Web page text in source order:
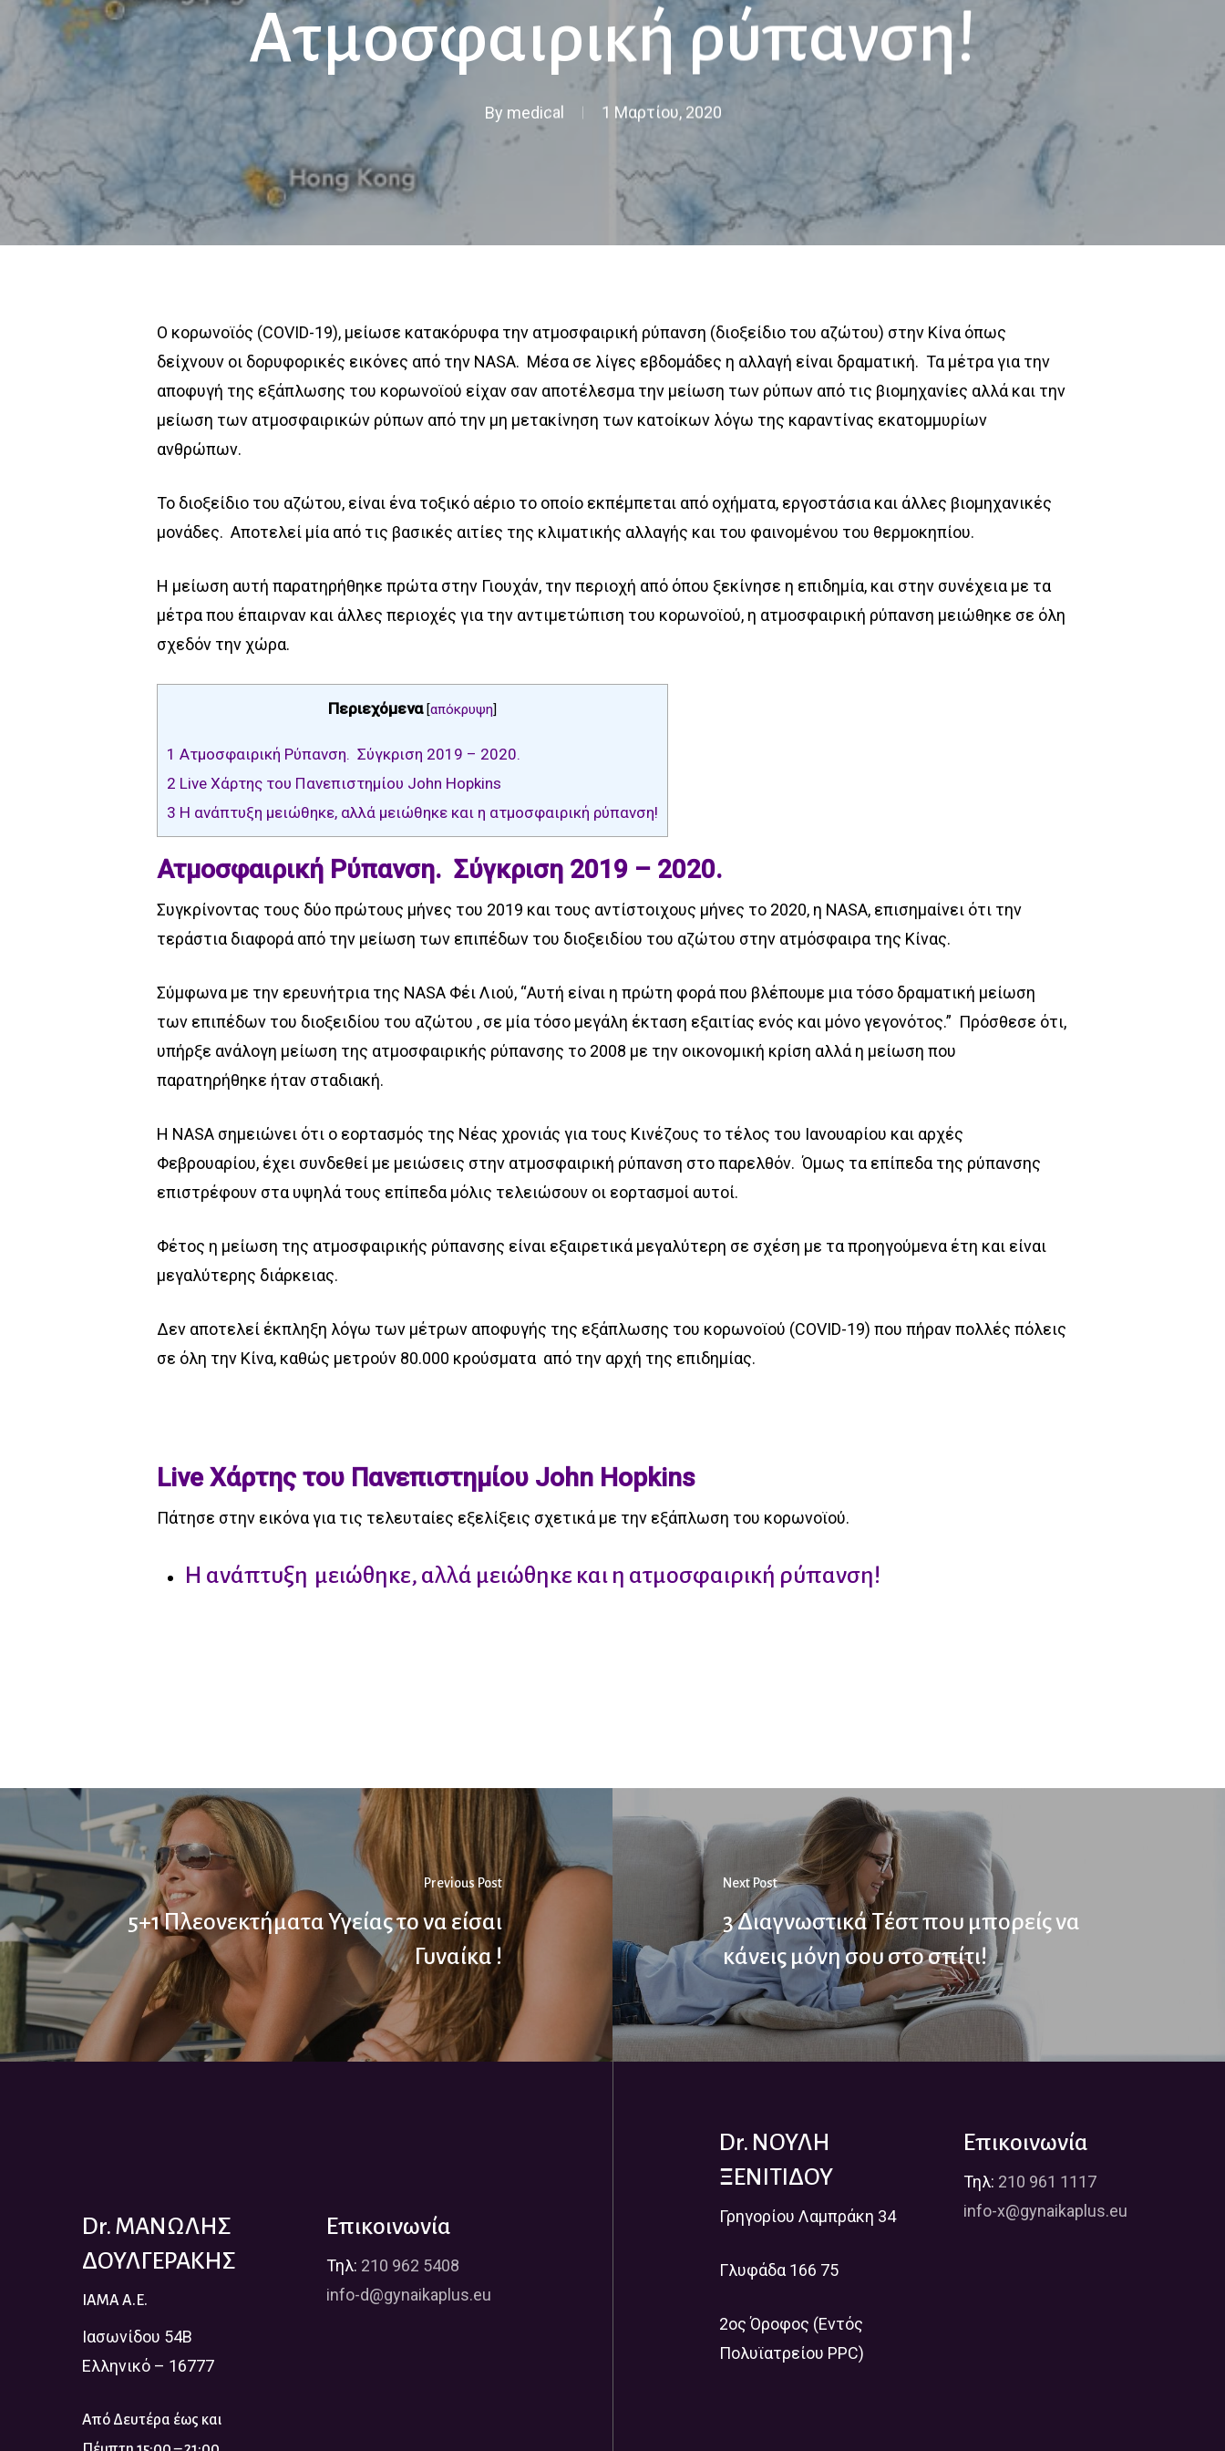
Ατμοσφαιρική ρύπανση!
By medical 1 Μαρτίου, 2020
Ο κορωνοϊός (COVID-19), μείωσε κατακόρυφα την ατμοσφαιρική ρύπανση (διοξείδιο του αζώτου) στην Κίνα όπως
δείχνουν οι δορυφορικές εικόνες από την NASA. Μέσα σε λίγες εβδομάδες η αλλαγή είναι δραματική. Τα μέτρα για την
αποφυγή της εξάπλωσης του κορωνοϊού είχαν σαν αποτέλεσμα την μείωση των ρύπων από τις βιομηχανίες αλλά και την
μείωση των ατμοσφαιρικών ρύπων από την μη μετακίνηση των κατοίκων λόγω της καραντίνας εκατομμυρίων
ανθρώπων.
Το διοξείδιο του αζώτου, είναι ένα τοξικό αέριο το οποίο εκπέμπεται από οχήματα, εργοστάσια και άλλες βιομηχανικές
μονάδες. Αποτελεί μία από τις βασικές αιτίες της κλιματικής αλλαγής και του φαινομένου του θερμοκηπίου.
Η μείωση αυτή παρατηρήθηκε πρώτα στην Γιουχάν, την περιοχή από όπου ξεκίνησε η επιδημία, και στην συνέχεια με τα
μέτρα που έπαιρναν και άλλες περιοχές για την αντιμετώπιση του κορωνοϊού, η ατμοσφαιρική ρύπανση μειώθηκε σε όλη
σχεδόν την χώρα.
Περιεχόμενα [απόκρυψη]
1 Ατμοσφαιρική Ρύπανση. Σύγκριση 2019 – 2020.
2 Live Χάρτης του Πανεπιστημίου John Hopkins
3 Η ανάπτυξη μειώθηκε, αλλά μειώθηκε και η ατμοσφαιρική ρύπανση!
Ατμοσφαιρική Ρύπανση. Σύγκριση 2019 – 2020.
Συγκρίνοντας τους δύο πρώτους μήνες του 2019 και τους αντίστοιχους μήνες το 2020, η NASA, επισημαίνει ότι την
τεράστια διαφορά από την μείωση των επιπέδων του διοξειδίου του αζώτου στην ατμόσφαιρα της Κίνας.
Σύμφωνα με την ερευνήτρια της NASA Φέι Λιού, “Αυτή είναι η πρώτη φορά που βλέπουμε μια τόσο δραματική μείωση
των επιπέδων του διοξειδίου του αζώτου , σε μία τόσο μεγάλη έκταση εξαιτίας ενός και μόνο γεγονότος.” Πρόσθεσε ότι,
υπήρξε ανάλογη μείωση της ατμοσφαιρικής ρύπανσης το 2008 με την οικονομική κρίση αλλά η μείωση που
παρατηρήθηκε ήταν σταδιακή.
Η NASA σημειώνει ότι ο εορτασμός της Νέας χρονιάς για τους Κινέζους το τέλος του Ιανουαρίου και αρχές
Φεβρουαρίου, έχει συνδεθεί με μειώσεις στην ατμοσφαιρική ρύπανση στο παρελθόν. Όμως τα επίπεδα της ρύπανσης
επιστρέφουν στα υψηλά τους επίπεδα μόλις τελειώσουν οι εορτασμοί αυτοί.
Φέτος η μείωση της ατμοσφαιρικής ρύπανσης είναι εξαιρετικά μεγαλύτερη σε σχέση με τα προηγούμενα έτη και είναι
μεγαλύτερης διάρκειας.
Δεν αποτελεί έκπληξη λόγω των μέτρων αποφυγής της εξάπλωσης του κορωνοϊού (COVID-19) που πήραν πολλές πόλεις
σε όλη την Κίνα, καθώς μετρούν 80.000 κρούσματα από την αρχή της επιδημίας.
Live Χάρτης του Πανεπιστημίου John Hopkins
Πάτησε στην εικόνα για τις τελευταίες εξελίξεις σχετικά με την εξάπλωση του κορωνοϊού.
Η ανάπτυξη μειώθηκε, αλλά μειώθηκε και η ατμοσφαιρική ρύπανση!
Previous Post
5+1 Πλεονεκτήματα Υγείας το να είσαι
Γυναίκα !
Next Post
3 Διαγνωστικά Τέστ που μπορείς να
κάνεις μόνη σου στο σπίτι!
Dr. ΜΑΝΩΛΗΣ
ΔΟΥΛΓΕΡΑΚΗΣ
IAMA A.E.
Ιασωνίδου 54Β
Ελληνικό – 16777
Από Δευτέρα έως και
Επικοινωνία
Τηλ: 210 962 5408
info-d@gynaikaplus.eu
Dr. ΝΟΥΛΗ
ΞΕΝΙΤΙΔΟΥ
Γρηγορίου Λαμπράκη 34
Γλυφάδα 166 75
2ος Όροφος (Εντός
Πολυϊατρείου PPC)
Επικοινωνία
Τηλ: 210 961 1117
info-x@gynaikaplus.eu